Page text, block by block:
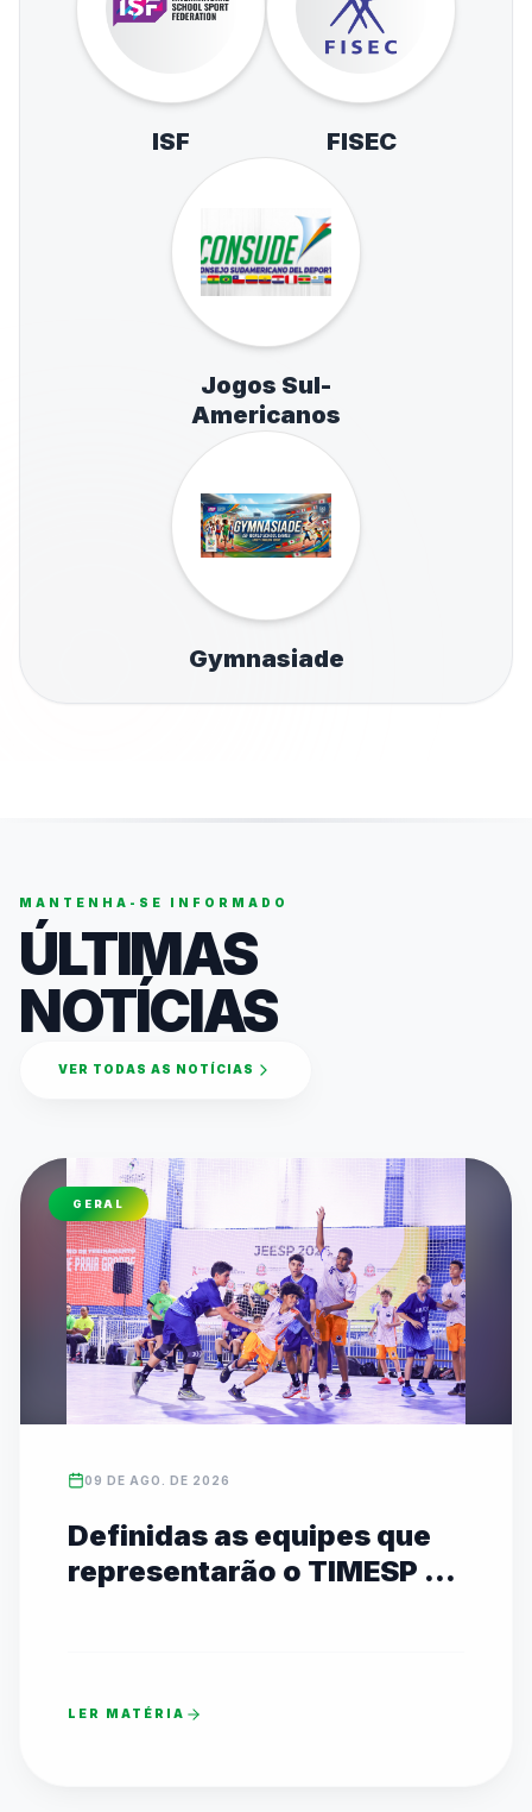
ISF FISEC
Jogos Sul-
Americanos
Gymnasiade
MANTENHA-SE INFORMADO
ÚLTIMAS
NOTÍCIAS
VER TODAS AS NOTÍCIAS
GERAL
09 DE AGO. DE 2026
Definidas as equipes que
representarão o TIMESP no
LER MATÉRIA